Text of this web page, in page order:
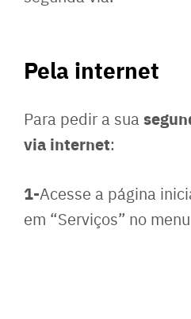
Pela internet
Para pedir a sua
via internet:
1-Acesse a página
em “Serviços” no menu